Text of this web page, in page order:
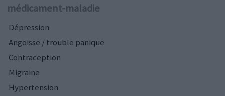
médicament-maladie
Dépression
Angoisse / trouble panique
Contraception
Migraine
Hypertension